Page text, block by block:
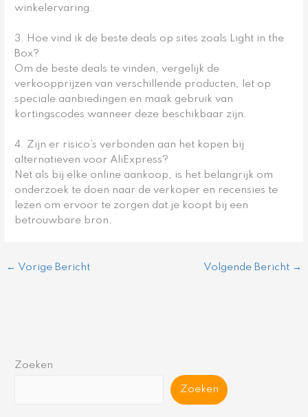
winkelervaring.
3. Hoe vind ik de beste deals op sites zoals Light in the
Box?
Om de beste deals te vinden, vergelijk de
verkoopprijzen van verschillende producten, let op
speciale aanbiedingen en maak gebruik van
kortingscodes wanneer deze beschikbaar zijn.
4. Zijn er risico’s verbonden aan het kopen bij
alternatieven voor AliExpress?
Net als bij elke online aankoop, is het belangrijk om
onderzoek te doen naar de verkoper en recensies te
lezen om ervoor te zorgen dat je koopt bij een
betrouwbare bron.
← Vorige Bericht Volgende Bericht →
Zoeken
Zoeken